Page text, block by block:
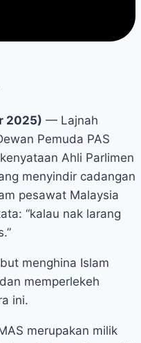
2025) — Lajnah
Pemuda PAS
Ahli Parlimen
menyindir cadangan
pesawat Malaysia
“kalau nak larang
menghina Islam
memperlekeh
ini.
merupakan milik